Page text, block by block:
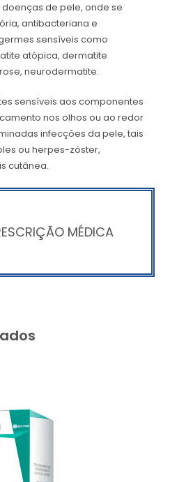
de pele, onde se
antibacteriana e
sensíveis como
atópica, dermatite
neurodermatite.
sensíveis aos componentes
nos olhos ou ao redor
infecções da pele, tais
ou herpes-zóster,
cutânea.
MÉDICA